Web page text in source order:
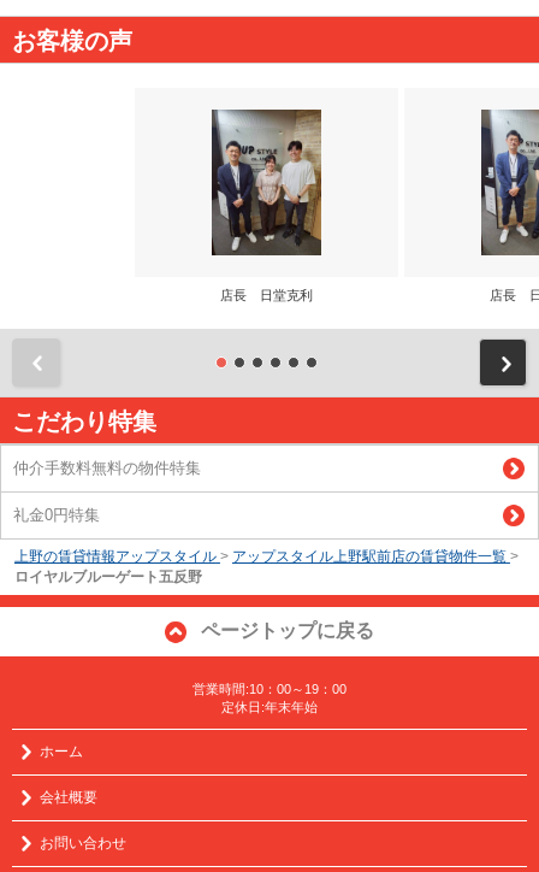
お客様の声
店長 日堂克利 店長
こだわり特集
仲介手数料無料の物件特集
礼金0円特集
上野の賃貸情報アップスタイル > アップスタイル上野駅前店の賃貸物件一覧 >
ロイヤルブルーゲート五反野
ページトップに戻る
営業時間:10：00～19：00
定休日:年末年始
ホーム
会社概要
お問い合わせ